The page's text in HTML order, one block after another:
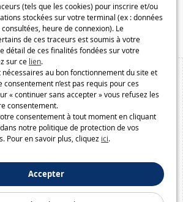
(tels que les cookies) pour inscrire et/ou
stockées sur votre terminal (ex : données
heure de connexion). Le
de ces traceurs est soumis à votre
détail de ces finalités fondées sur votre
sur ce lien.
au bon fonctionnement du site et
consentement n’est pas requis pour ces
« continuer sans accepter » vous refusez les
consentement.
consentement à tout moment en cliquant
notre politique de protection de vos
Pour en savoir plus, cliquez ici.
Accepter